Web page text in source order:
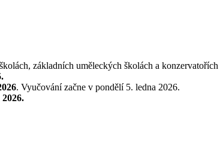
základních uměleckých školách a konzervatořích
. Vyučování začne v pondělí 5. ledna 2026.